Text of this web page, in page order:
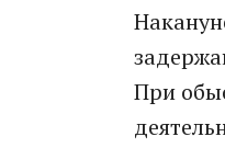
При